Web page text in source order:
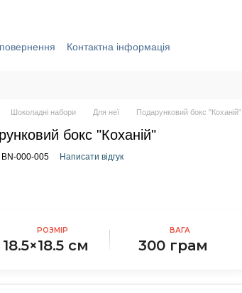
Контактна інформація
Шоколадні набори Для неї Подарунковий бокс "Коханій"
бокс "Коханій"
BN-000-005 Написати відгук
РОЗМІР
18.5×18.5 см
ВАГА
300 грам